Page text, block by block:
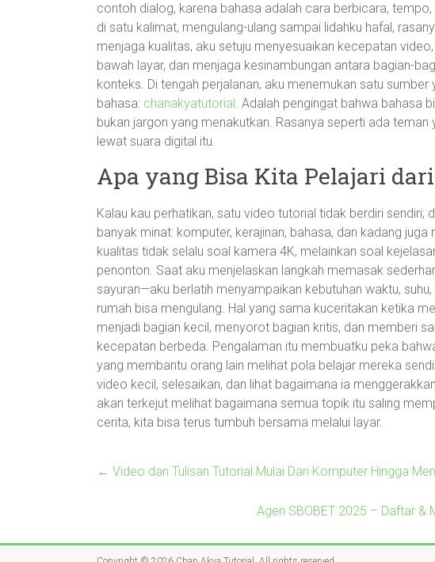
contoh dialog, karena bahasa adalah cara berbicara,
di satu kalimat, mengulang-ulang sampai lidahku hafal,
menjaga kualitas, aku setuju menyesuaikan kecepatan
bawah layar, dan menjaga kesinambungan antara bagian-
konteks. Di tengah perjalanan, aku menemukan satu
bahasa: chanakyatutorial. Adalah pengingat bahwa bahasa
bukan jargon yang menakutkan. Rasanya seperti ada teman
lewat suara digital itu.
Apa yang Bisa Kita Pelajari
Kalau kau perhatikan, satu video tutorial tidak berdiri sendiri;
banyak minat: komputer, kerajinan, bahasa, dan kadang
kualitas tidak selalu soal kamera 4K, melainkan soal
penonton. Saat aku menjelaskan langkah memasak
sayuran—aku berlatih menyampaikan kebutuhan waktu,
rumah bisa mengulang. Hal yang sama kuceritakan ketika
menjadi bagian kecil, menyorot bagian kritis, dan memberi
kecepatan berbeda. Pengalaman itu membuatku peka
yang membantu orang lain melihat pola belajar mereka
video kecil, selesaikan, dan lihat bagaimana ia
akan terkejut melihat bagaimana semua topik itu saling
cerita, kita bisa terus tumbuh bersama melalui layar.
← Video dan Tulisan Tutorial Mulai Dari Komputer Hingga
Agen SBOBET 2025 – Daftar &